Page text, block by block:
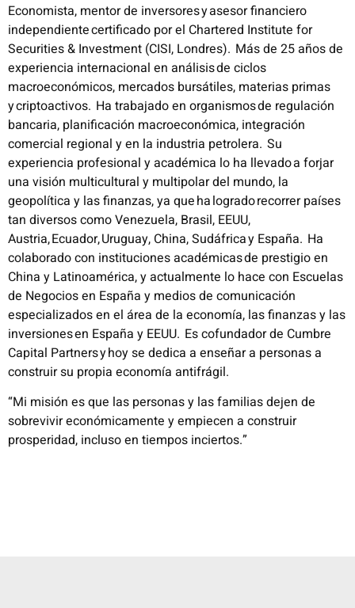
Economista, mentor de inversores y asesor financiero
independiente certificado por el Chartered Institute for
Securities & Investment (CISI, Londres). Más de 25 años de
experiencia internacional en análisis de ciclos
macroeconómicos, mercados bursátiles, materias primas
y criptoactivos. Ha trabajado en organismos de regulación
bancaria, planificación macroeconómica, integración
comercial regional y en la industria petrolera. Su
experiencia profesional y académica lo ha llevado a forjar
una visión multicultural y multipolar del mundo, la
geopolítica y las finanzas, ya que ha logrado recorrer países
tan diversos como Venezuela, Brasil, EEUU,
Austria, Ecuador, Uruguay, China, Sudáfrica y España. Ha
colaborado con instituciones académicas de prestigio en
China y Latinoamérica, y actualmente lo hace con Escuelas
de Negocios en España y medios de comunicación
especializados en el área de la economía, las finanzas y las
inversiones en España y EEUU. Es cofundador de Cumbre
Capital Partners y hoy se dedica a enseñar a personas a
construir su propia economía antifrágil.
“Mi misión es que las personas y las familias dejen de
sobrevivir económicamente y empiecen a construir
prosperidad, incluso en tiempos inciertos.”